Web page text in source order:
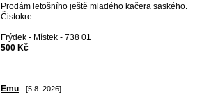
Prodám letošního ještě mladého kačera saského.
Čistokre ...
Frýdek - Místek - 738 01
500 Kč
Emu - [5.8. 2026]